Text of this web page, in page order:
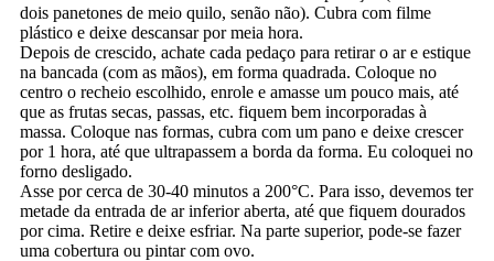
dois panetones de meio quilo, senão não). Cubra com filme
plástico e deixe descansar por meia hora.
Depois de crescido, achate cada pedaço para retirar o ar e estique
na bancada (com as mãos), em forma quadrada. Coloque no
centro o recheio escolhido, enrole e amasse um pouco mais, até
que as frutas secas, passas, etc. fiquem bem incorporadas à
massa. Coloque nas formas, cubra com um pano e deixe crescer
por 1 hora, até que ultrapassem a borda da forma. Eu coloquei no
forno desligado.
Asse por cerca de 30-40 minutos a 200°C. Para isso, devemos ter
metade da entrada de ar inferior aberta, até que fiquem dourados
por cima. Retire e deixe esfriar. Na parte superior, pode-se fazer
uma cobertura ou pintar com ovo.